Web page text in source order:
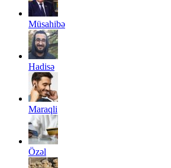
Müsahibə
Hadisə
Maraqli
Özəl